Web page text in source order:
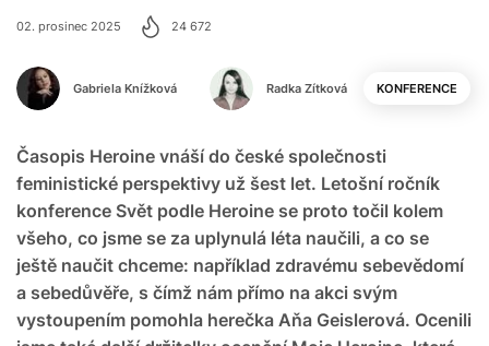
Gabriela Knížková Radka Zítková
02. prosinec 2025 24 672
KONFERENCE
Časopis Heroine vnáší do české společnosti
feministické perspektivy už šest let. Letošní ročník
konference Svět podle Heroine se proto točil kolem
všeho, co jsme se za uplynulá léta naučili, a co se
ještě naučit chceme: například zdravému sebevědomí
a sebedůvěře, s čímž nám přímo na akci svým
vystoupením pomohla herečka Aňa Geislerová. Ocenili